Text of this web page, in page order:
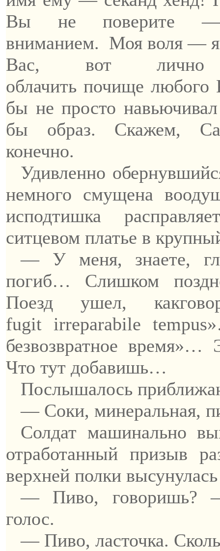
Вы не поверите —
вниманием. Моя воля —
Вас, вот
облачитьпочище любого
бы не просто
бы образ. Скажем,
конечно.
Удивленно
немного смущена
исподтишка
ситцевом платье в
— У меня, знаете,
погиб… Слишком
Поезд
ушел, как
fugit irreparabile
безвозвратное
Что тут добавишь…
Послышалось
— Соки, минеральная,
Солдат машинально
отработанный призыв
верхней полки
— Пиво, говоришь? —
голос.
— Пиво, ласточка.